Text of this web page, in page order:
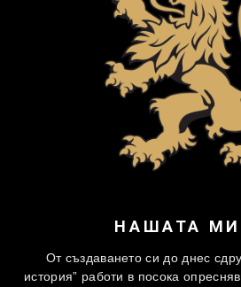
НАШАТА
От създаването си до днес
история” работи в посока